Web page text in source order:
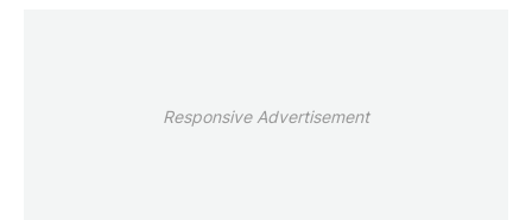
Responsive Advertisement